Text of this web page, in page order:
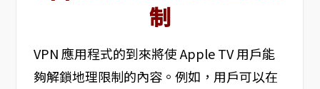
制
VPN 應用程式的到來將使 Apple TV 用戶能
夠解鎖地理限制的內容。例如，用戶可以在